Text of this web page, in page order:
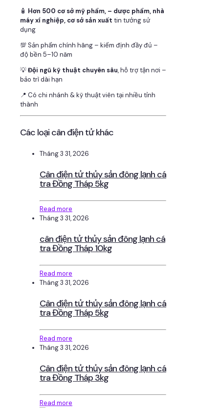
🧴 Hơn 500 cơ sở mỹ phẩm, – dược phẩm, nhà
máy xí nghiệp, cơ sở sản xuất tin tưởng sử
dụng
💯 Sản phẩm chính hãng – kiểm định đầy đủ –
độ bền 5–10 năm
💡Đội ngũ kỹ thuật chuyên sâu, hỗ trợ tận nơi –
bảo trì dài hạn
📍 Có chi nhánh & kỹ thuật viên tại nhiều tỉnh
thành
Các loại cân điện tử khác
Tháng 3 31, 2026
Cân điện tử thủy sản đông lạnh cá
tra Đồng Tháp 5kg
Read more
Tháng 3 31, 2026
cân điện tử thủy sản đông lạnh cá
tra Đồng Tháp 10kg
Read more
Tháng 3 31, 2026
Cân điện tử thủy sản đông lạnh cá
tra Đồng Tháp 5kg
Read more
Tháng 3 31, 2026
Cân điện tử thủy sản đông lạnh cá
tra Đồng Tháp 3kg
Read more